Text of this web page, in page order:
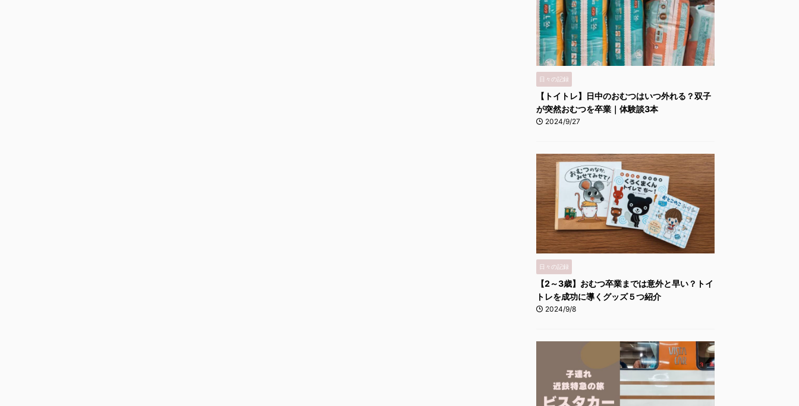
日々の記録
【トイトレ】日中のおむつはいつ外れる？双子
が突然おむつを卒業｜体験談3本
2024/9/27
日々の記録
【2～3歳】おむつ卒業までは意外と早い？トイ
トレを成功に導くグッズ５つ紹介
2024/9/8